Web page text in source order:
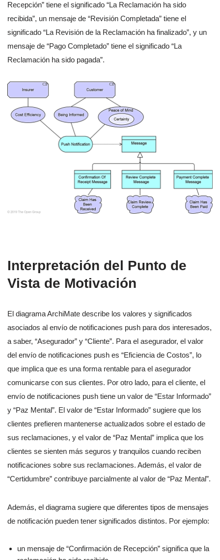
Recepción” tiene el significado “La Reclamación ha sido
recibida”, un mensaje de “Revisión Completada” tiene el
significado “La Revisión de la Reclamación ha finalizado”, y un
mensaje de “Pago Completado” tiene el significado “La
Reclamación ha sido pagada”.
Interpretación del Punto de
Vista de Motivación
El diagrama ArchiMate describe los valores y significados
asociados al envío de notificaciones push para dos interesados,
a saber, “Asegurador” y “Cliente”. Para el asegurador, el valor
del envío de notificaciones push es “Eficiencia de Costos”, lo
que implica que es una forma rentable para el asegurador
comunicarse con sus clientes. Por otro lado, para el cliente, el
envío de notificaciones push tiene un valor de “Estar Informado”
y “Paz Mental”. El valor de “Estar Informado” sugiere que los
clientes prefieren mantenerse actualizados sobre el estado de
sus reclamaciones, y el valor de “Paz Mental” implica que los
clientes se sienten más seguros y tranquilos cuando reciben
notificaciones sobre sus reclamaciones. Además, el valor de
“Certidumbre” contribuye parcialmente al valor de “Paz Mental”.
Además, el diagrama sugiere que diferentes tipos de mensajes
de notificación pueden tener significados distintos. Por ejemplo:
un mensaje de “Confirmación de Recepción” significa que la